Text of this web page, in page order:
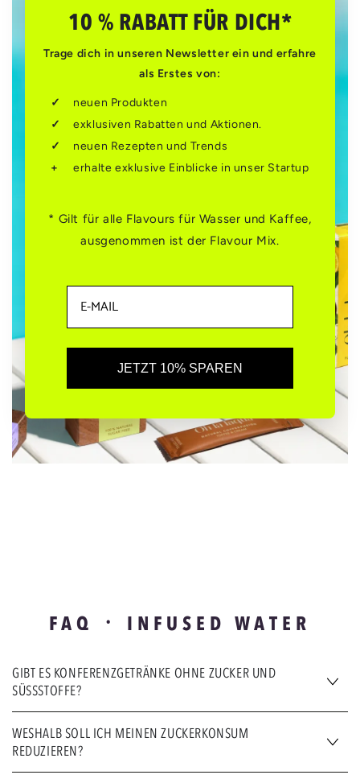
10 % RABATT FÜR DICH*
Trage dich in unseren Newsletter ein und erfahre
als Erstes von:
neuen Produkten
exklusiven Rabatten und Aktionen.
neuen Rezepten und Trends
erhalte exklusive Einblicke in unser Startup
* Gilt für alle Flavours für Wasser und Kaffee,
ausgenommen ist der Flavour Mix.
JETZT 10% SPAREN
FAQ ᛫ INFUSED WATER
GIBT ES KONFERENZGETRÄNKE OHNE ZUCKER UND
SÜSSSTOFFE?
WESHALB SOLL ICH MEINEN ZUCKERKONSUM
REDUZIEREN?